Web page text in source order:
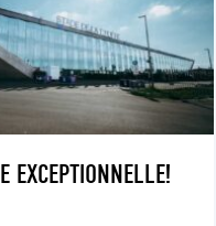
EXCEPTIONNELLE!